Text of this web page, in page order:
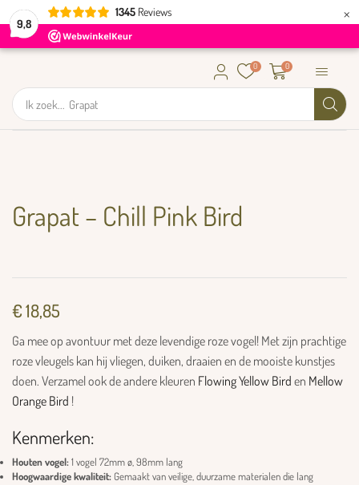
9,8
1345 Reviews ×
Ik zoek... Grapat
0 0
Grapat – Chill Pink Bird
€18,85
Ga mee op avontuur met deze levendige roze vogel! Met zijn prachtige
roze vleugels kan hij vliegen, duiken, draaien en de mooiste kunstjes
doen. Verzamel ook de andere kleuren Flowing Yellow Bird en Mellow
Orange Bird !
Kenmerken:
Houten vogel:1 vogel 72mm ø, 98mm lang
Hoogwaardige kwaliteit: Gemaakt van veilige, duurzame materialen die lang